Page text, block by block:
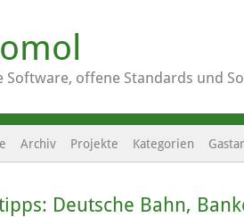
Software, offene Standards und
Archiv Projekte Kategorien
Deutsche Bahn,